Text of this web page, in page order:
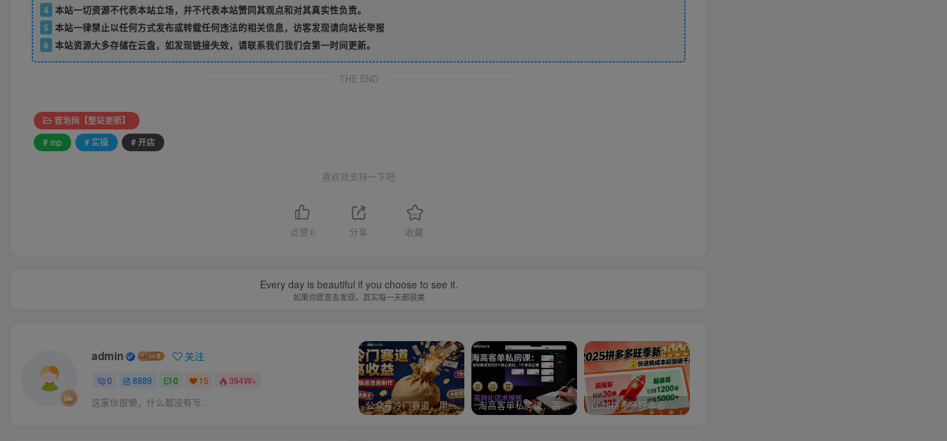
4 本站一切资源不代表本站立场，并不代表本站赞同其观点和对其真实性负责。
5 本站一律禁止以任何方式发布或转载任何违法的相关信息，访客发现请向站长举报
6 本站资源大多存储在云盘，如发现链接失效，请联系我们我们会第一时间更新。
THE END
冒泡网【整站更新】
# mp
# 实操 # 开店
喜欢就支持一下吧
点赞 0 分享 收藏
Every day is beautiful if you choose to see it.
如果你愿意去发现，其实每一天都很美
admin 关注
0 8889 0 15 394W+
这家伙很懒，什么都没有写... 公众号冷门赛道，用AI做情感漫画，7天开通流量主，操作简单，小白可玩 淘高客单私房课：高客单成交的3个核心基础，1个实操法宝 2025拼多多旺季新老店铺——快速低成本起量破千单